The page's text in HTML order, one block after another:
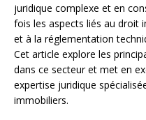
juridique complexe et en
fois les aspects liés au droit
et à la réglementation
Cet article explore les
dans ce secteur et met en
expertise juridique
immobiliers.